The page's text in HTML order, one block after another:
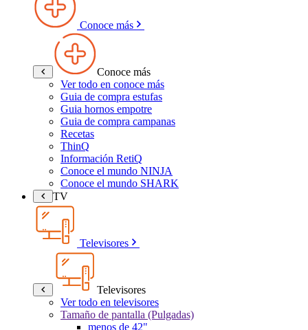
Conoce más
Conoce más
Ver todo en conoce más
Guia de compra estufas
Guia hornos empotre
Guia de compra campanas
Recetas
ThinQ
Información RetiQ
Conoce el mundo NINJA
Conoce el mundo SHARK
TV
Televisores
Televisores
Ver todo en televisores
Tamaño de pantalla (Pulgadas)
menos de 42"